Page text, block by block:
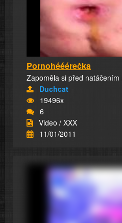
Pornohééérečka
Zapoměla si před natáčením
Duchcat
19496x
6
Video / XXX
11/01/2011